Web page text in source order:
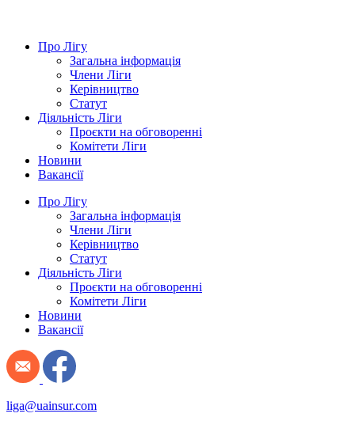
Про Лігу
Загальна інформація
Члени Ліги
Керівництво
Статут
Діяльність Ліги
Проєкти на обговоренні
Комітети Ліги
Новини
Вакансії
Про Лігу
Загальна інформація
Члени Ліги
Керівництво
Статут
Діяльність Ліги
Проєкти на обговоренні
Комітети Ліги
Новини
Вакансії
liga@uainsur.com